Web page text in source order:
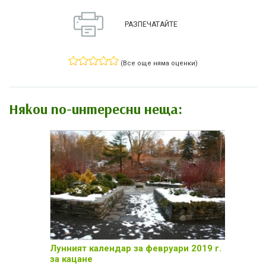
РАЗПЕЧАТАЙТЕ
(Все още няма оценки)
Някои по-интересни неща:
Лунният календар за февруари 2019 г.
за кацане